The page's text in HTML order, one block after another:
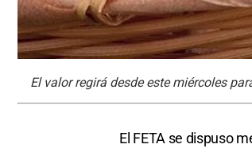
El valor regirá desde este miércoles
El FETA se dispuso